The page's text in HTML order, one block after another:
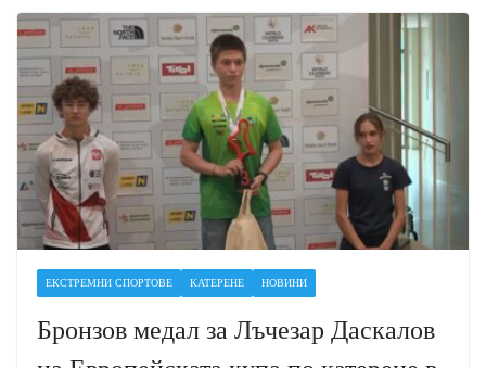
ЕКСТРЕМНИ СПОРТОВЕ КАТЕРЕНЕ НОВИНИ
Бронзов медал за Лъчезар Даскалов